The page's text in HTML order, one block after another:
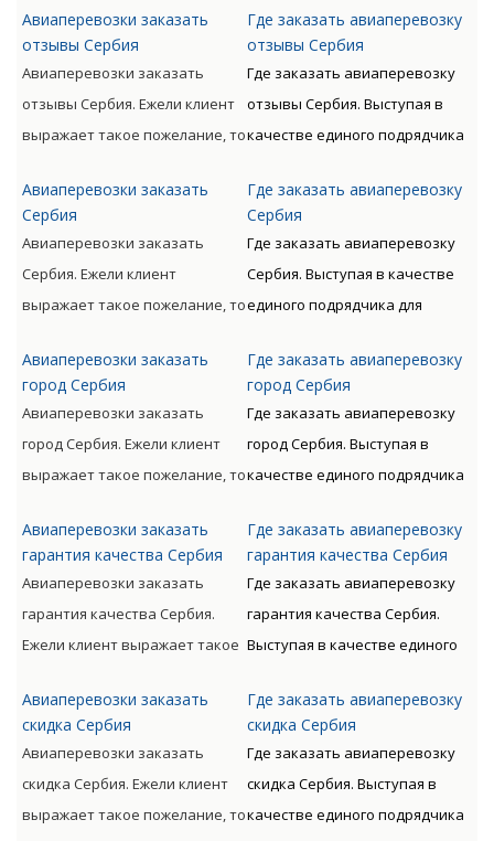
получателю.
ценности могут
сопровождаться от
непосредственного
отправителя к
непосредственному
получателю.
Авиаперевозки заказать
отзывы Сербия
Авиаперевозки заказать
отзывы Сербия. Ежели клиент
выражает такое пожелание, то
ценности могут
сопровождаться от
непосредственного
отправителя к
непосредственному
получателю.
Авиаперевозки заказать
Сербия
Авиаперевозки заказать
Сербия. Ежели клиент
выражает такое пожелание, то
ценности могут
сопровождаться от
непосредственного
отправителя к
непосредственному
получателю.
Авиаперевозки заказать
город Сербия
Авиаперевозки заказать
город Сербия. Ежели клиент
выражает такое пожелание, то
ценности могут
сопровождаться от
непосредственного
отправителя к
непосредственному
получателю.
Авиаперевозки заказать
гарантия качества Сербия
Авиаперевозки заказать
гарантия качества Сербия.
Ежели клиент выражает такое
материальные ценности могут
сопровождаться от
непосредственного
отправителя к
непосредственному
Авиаперевозки заказать
скидка Сербия
Авиаперевозки заказать
скидка Сербия. Ежели клиент
выражает такое пожелание, то
миру с следующим
таможенным оформлением
предлагает Клиенту
оптимизацию денежных и
временных расходов.
Где заказать авиаперевозку
отзывы Сербия
Где заказать авиаперевозку
отзывы Сербия. Выступая в
качестве единого подрядчика
всему миру с следующим
таможенным оформлением
предлагает Клиенту
оптимизацию денежных и
временных расходов.
Где заказать авиаперевозку
Сербия
Где заказать авиаперевозку
Сербия. Выступая в качестве
единого подрядчика для
миру с следующим
таможенным оформлением
предлагает Клиенту
оптимизацию денежных и
временных расходов.
Где заказать авиаперевозку
город Сербия
Где заказать авиаперевозку
город Сербия. Выступая в
качестве единого подрядчика
всему миру с следующим
таможенным оформлением
предлагает Клиенту
оптимизацию денежных и
временных расходов.
Где заказать авиаперевозку
гарантия качества Сербия
Где заказать авиаперевозку
гарантия качества Сербия.
Выступая в качестве единого
грузов авиа по всему миру с
следующим таможенным
оформлением предлагает
Клиенту оптимизацию
денежных и временных
Где заказать авиаперевозку
скидка Сербия
Где заказать авиаперевозку
скидка Сербия. Выступая в
качестве единого подрядчика